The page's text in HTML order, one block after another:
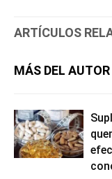
ARTÍCULOS
MÁS DEL AUTOR